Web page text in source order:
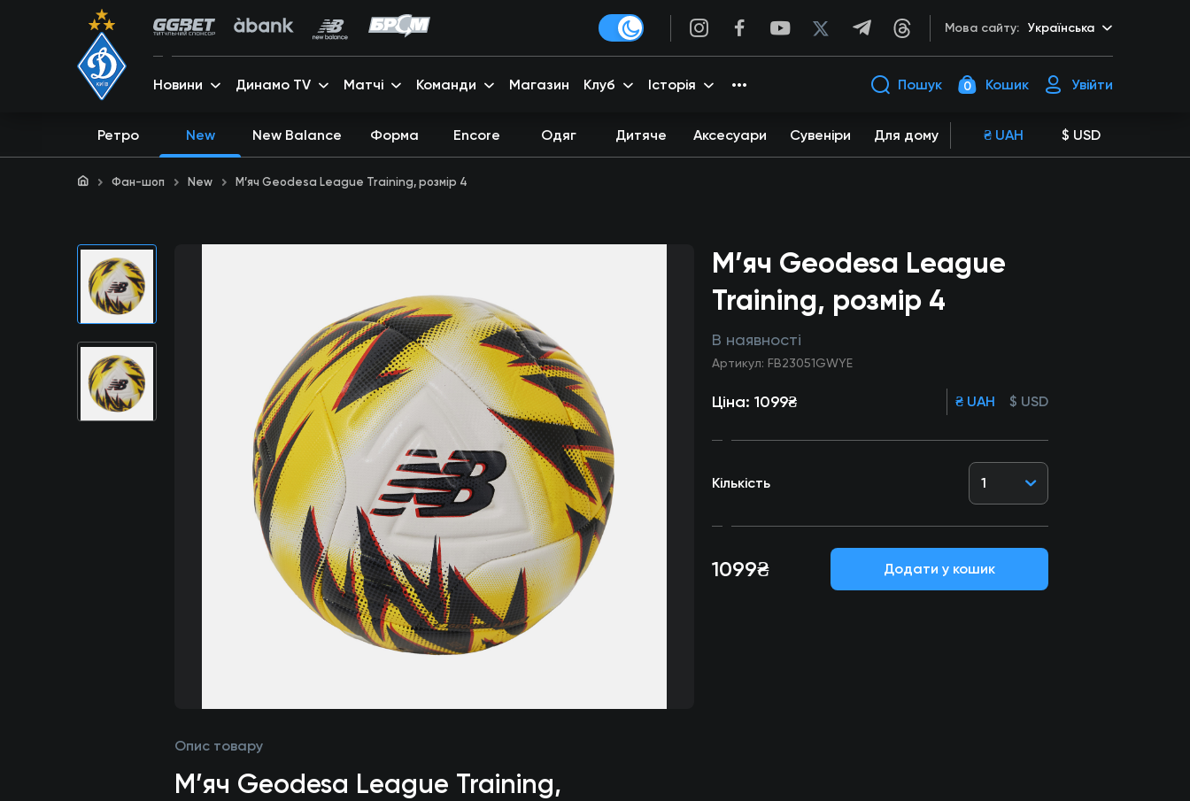
Мова сайту: Українська
Новини Динамо TV Матчі Команди Магазин Клуб Історія Пошук 0 Кошик Увійти
Ретро New New Balance Форма Encore Одяг Дитяче Аксесуари Сувеніри Для дому ₴ UAH $ USD
Фан-шоп New М’яч Geodesa League Training, розмір 4
М’яч Geodesa League
Training, розмір 4
В наявності
Артикул: FB23051GWYE
Ціна: 1099₴ ₴ UAH $ USD
Кількість 1
1099₴ Додати у кошик
Опис товару
М’яч Geodesa League Training,